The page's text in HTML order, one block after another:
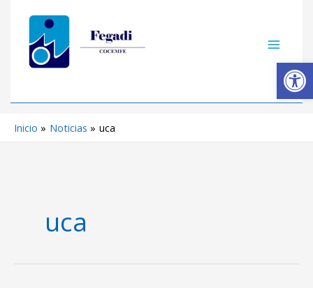
contenido
Inicio Noticias uca
uca
r